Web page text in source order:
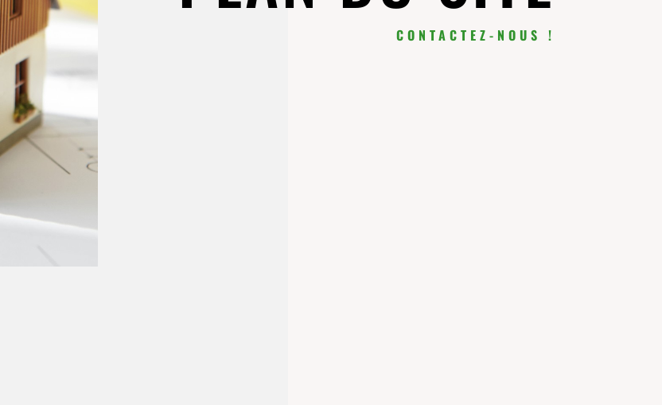
CONTACTEZ-NOUS !